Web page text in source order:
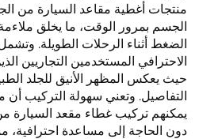
منتجات أغطية مقاعد السيارة من
الجسم بمرور الوقت، ما يخلق
الضغط أثناء الرحلات الطويلة. وتشمل
الاحترافي المستخدمين التجاريين
حيث يعكس المظهر الأنيق للجلد
التفاصيل. وتعني سهولة التركيب
يمكنهم تركيب غطاء مقعد السيارة
دون الحاجة إلى مساعدة احترافية،